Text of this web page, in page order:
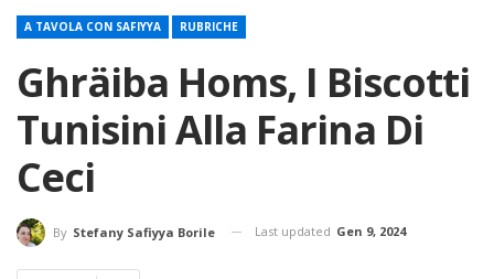
A TAVOLA CON SAFIYYA RUBRICHE
Ghräiba Homs, I Biscotti
Tunisini Alla Farina Di
Ceci
By Stefany Safiyya Borile Last updated Gen 9, 2024